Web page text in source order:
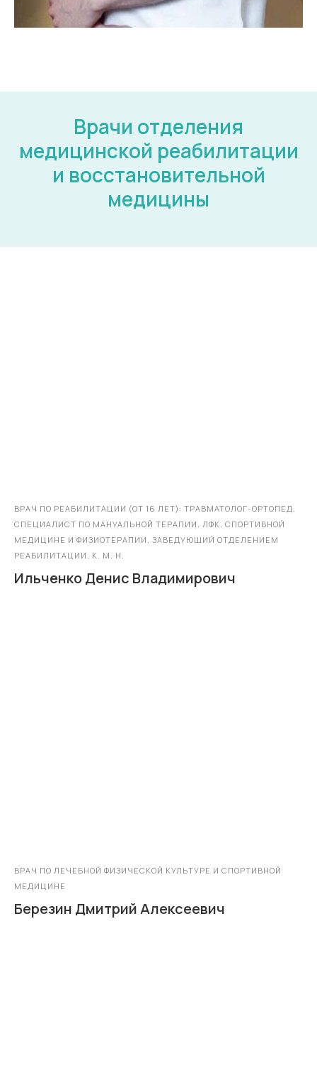
Врачи отделения
медицинской реабилитации
и восстановительной
медицины
ВРАЧ ПО РЕАБИЛИТАЦИИ (ОТ 16 ЛЕТ): ТРАВМАТОЛОГ-ОРТОПЕД,
СПЕЦИАЛИСТ ПО МАНУАЛЬНОЙ ТЕРАПИИ, ЛФК, СПОРТИВНОЙ
МЕДИЦИНЕ И ФИЗИОТЕРАПИИ, ЗАВЕДУЮЩИЙ ОТДЕЛЕНИЕМ
РЕАБИЛИТАЦИИ, К. М. Н.
Ильченко Денис Владимирович
ВРАЧ ПО ЛЕЧЕБНОЙ ФИЗИЧЕСКОЙ КУЛЬТУРЕ И СПОРТИВНОЙ
МЕДИЦИНЕ
Березин Дмитрий Алексеевич